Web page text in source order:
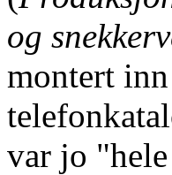
og
montert
var jo